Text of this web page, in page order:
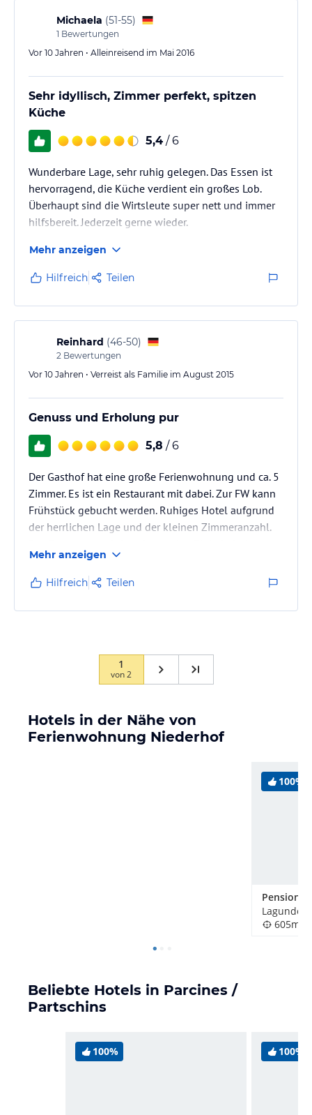
Michaela (51-55)
1 Bewertungen
Vor 10 Jahren • Alleinreisend im Mai 2016
Sehr idyllisch, Zimmer perfekt, spitzen
Küche
5,4 / 6
Wunderbare Lage, sehr ruhig gelegen. Das Essen ist
hervorragend, die Küche verdient ein großes Lob.
Überhaupt sind die Wirtsleute super nett und immer
hilfsbereit. Jederzeit gerne wieder.
Mehr anzeigen
Hilfreich Teilen
Reinhard (46-50)
2 Bewertungen
Vor 10 Jahren • Verreist als Familie im August 2015
Genuss und Erholung pur
5,8 / 6
Der Gasthof hat eine große Ferienwohnung und ca. 5
Zimmer. Es ist ein Restaurant mit dabei. Zur FW kann
Frühstück gebucht werden. Ruhiges Hotel aufgrund
der herrlichen Lage und der kleinen Zimmeranzahl.
sehr gut angenommen.
Das Preisleistungsverhältnis ist sehr gut.
Mehr anzeigen
Hilfreich Teilen
1
von2
Hotels in der Nähe von
Ferienwohnung Niederhof
100%
Lagundo
605m
Beliebte Hotels in Parcines /
Partschins
100% 100%